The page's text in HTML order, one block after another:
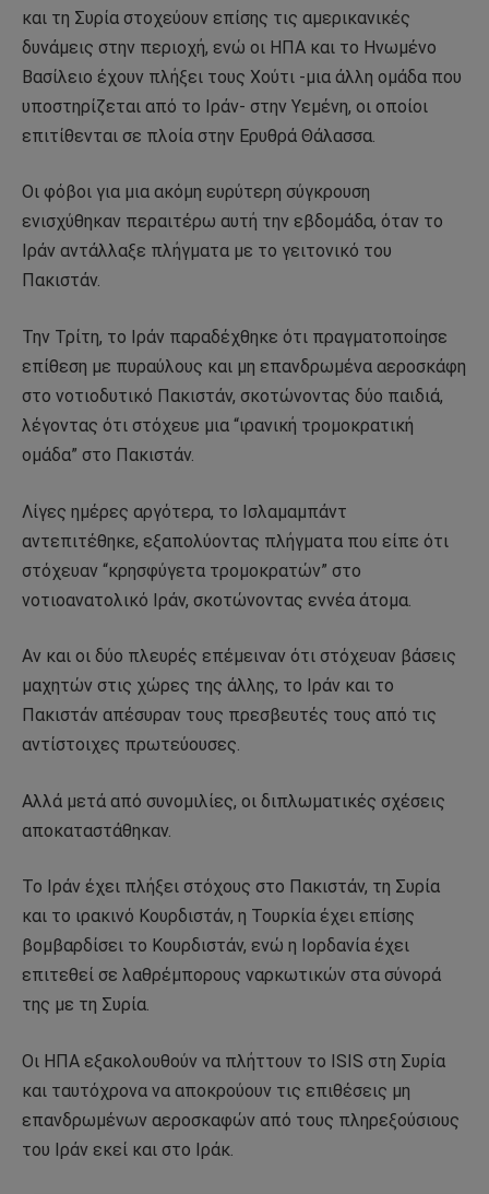
και τη Συρία στοχεύουν επίσης τις αμερικανικές
δυνάμεις στην περιοχή, ενώ οι ΗΠΑ και το Ηνωμένο
Βασίλειο έχουν πλήξει τους Χούτι -μια άλλη ομάδα που
υποστηρίζεται από το Ιράν- στην Υεμένη, οι οποίοι
επιτίθενται σε πλοία στην Ερυθρά Θάλασσα.
Οι φόβοι για μια ακόμη ευρύτερη σύγκρουση
ενισχύθηκαν περαιτέρω αυτή την εβδομάδα, όταν το
Ιράν αντάλλαξε πλήγματα με το γειτονικό του
Πακιστάν.
Την Τρίτη, το Ιράν παραδέχθηκε ότι πραγματοποίησε
επίθεση με πυραύλους και μη επανδρωμένα αεροσκάφη
στο νοτιοδυτικό Πακιστάν, σκοτώνοντας δύο παιδιά,
λέγοντας ότι στόχευε μια “ιρανική τρομοκρατική
ομάδα” στο Πακιστάν.
Λίγες ημέρες αργότερα, το Ισλαμαμπάντ
αντεπιτέθηκε, εξαπολύοντας πλήγματα που είπε ότι
στόχευαν “κρησφύγετα τρομοκρατών” στο
νοτιοανατολικό Ιράν, σκοτώνοντας εννέα άτομα.
Αν και οι δύο πλευρές επέμειναν ότι στόχευαν βάσεις
μαχητών στις χώρες της άλλης, το Ιράν και το
Πακιστάν απέσυραν τους πρεσβευτές τους από τις
αντίστοιχες πρωτεύουσες.
Αλλά μετά από συνομιλίες, οι διπλωματικές σχέσεις
αποκαταστάθηκαν.
Το Ιράν έχει πλήξει στόχους στο Πακιστάν, τη Συρία
και το ιρακινό Κουρδιστάν, η Τουρκία έχει επίσης
βομβαρδίσει το Κουρδιστάν, ενώ η Ιορδανία έχει
επιτεθεί σε λαθρέμπορους ναρκωτικών στα σύνορά
της με τη Συρία.
Οι ΗΠΑ εξακολουθούν να πλήττουν το ISIS στη Συρία
και ταυτόχρονα να αποκρούουν τις επιθέσεις μη
επανδρωμένων αεροσκαφών από τους πληρεξούσιους
του Ιράν εκεί και στο Ιράκ.